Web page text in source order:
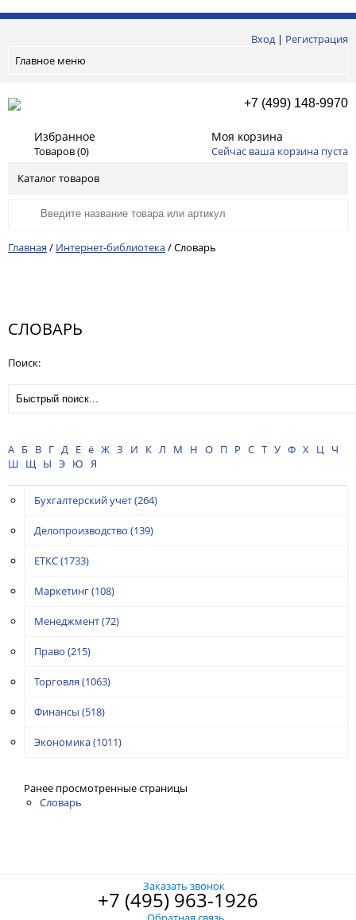
Вход| Регистрация
Главное меню
+7 (499) 148-9970
Избранное
Товаров (0)
Моя корзина
Сейчас ваша корзина пуста
Каталог товаров
Главная / Интернет-библиотека/Словарь
СЛОВАРЬ
Поиск:
А Б В Г Д Е ё Ж З И К Л М Н О П Р С Т У Ф Х Ц
Ч
Ш Щ Ы Э Ю Я
Бухгалтерский учет(264)
Делопроизводство (139)
ЕТКС(1733)
Маркетинг(108)
Менеджмент(72)
Право (215)
Торговля (1063)
Финансы (518)
Экономика(1011)
Ранее просмотренные страницы
Словарь
Заказать звонок
+7 (495) 963-1926